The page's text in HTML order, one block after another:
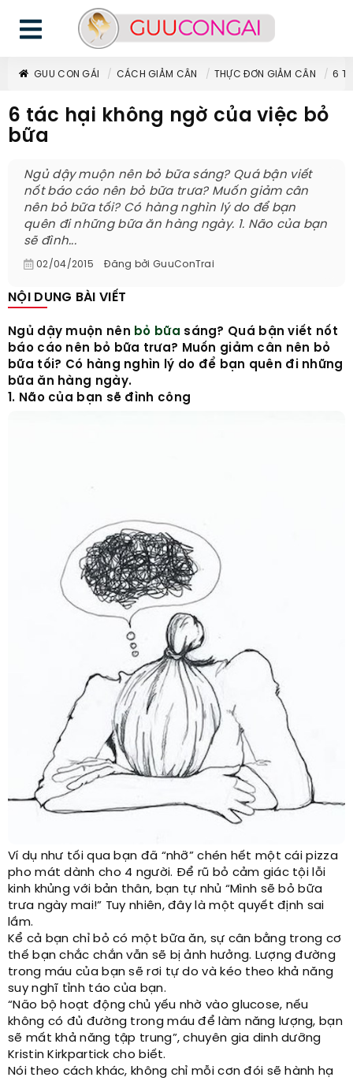
GUU CON GÁI CÁCH GIẢM CÂN THỰC ĐƠN GIẢM CÂN 6
6 tác hại không ngờ của việc bỏ
bữa
Ngủ dậy muộn nên bỏ bữa sáng? Quá bận viết
nốt báo cáo nên bỏ bữa trưa? Muốn giảm cân
nên bỏ bữa tối? Có hàng nghìn lý do để bạn
quên đi những bữa ăn hàng ngày. 1. Não của bạn
sẽ đình...
02/04/2015 Đăng bởi GuuConTrai
NỘI DUNG BÀI VIẾT
Ngủ dậy muộn nên bỏ bữa sáng? Quá bận viết nốt
báo cáo nên bỏ bữa trưa? Muốn giảm cân nên bỏ
bữa tối? Có hàng nghìn lý do để bạn quên đi những
bữa ăn hàng ngày.
1. Não của bạn sẽ đình công
Ví dụ như tối qua bạn đã “nhỡ” chén hết một cái pizza
pho mát dành cho 4 người. Để rũ bỏ cảm giác tội lỗi
kinh khủng với bản thân, bạn tự nhủ “Mình sẽ bỏ bữa
trưa ngày mai!” Tuy nhiên, đây là một quyết định sai
lầm.
Kể cả bạn chỉ bỏ có một bữa ăn, sự cân bằng trong cơ
thế bạn chắc chắn vẫn sẽ bị ảnh hưởng. Lượng đường
trong máu của bạn sẽ rơi tự do và kéo theo khả năng
suy nghĩ tỉnh táo của bạn.
“Não bộ hoạt động chủ yếu nhờ vào glucose, nếu
không có đủ đường trong máu để làm năng lượng, bạn
sẽ mất khả năng tập trung”, chuyên gia dinh dưỡng
Kristin Kirkpartick cho biết.
Nói theo cách khác, không chỉ mỗi cơn đói sẽ hành hạ